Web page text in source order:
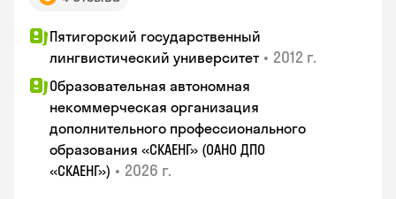
Пятигорский государственный
лингвистический университет • 2012 г.
Образовательная автономная
некоммерческая организация
дополнительного профессионального
образования «СКАЕНГ» (ОАНО ДПО
«СКАЕНГ») • 2026 г.